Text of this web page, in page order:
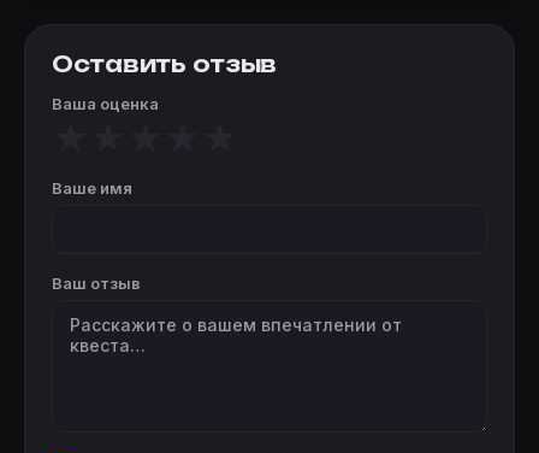
Оставить отзыв
Ваша оценка
Ваше имя
Ваш отзыв